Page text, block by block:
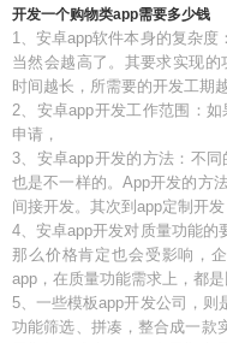
开发一个购物类app需要多少钱
1、安卓app软件本身的复杂度
当然会越高了。其要求实现
时间越长，所需要的开发工期越
2、安卓app开发工作范围：
申请，
3、安卓app开发的方法：不
也是不一样的。App开发的方
间接开发。其次到app定制开发
4、安卓app开发对质量功能的
那么价格肯定也会受影响，
app，在质量功能需求上，都
5、一些模板app开发公司，则
功能筛选、拼凑，整合成一款